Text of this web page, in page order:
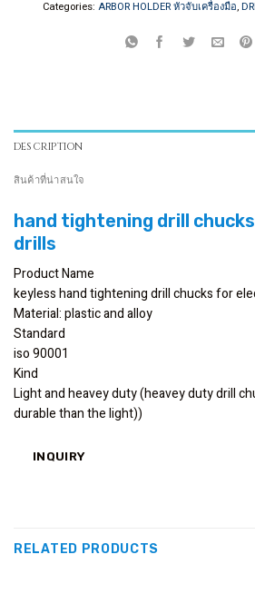
Categories: ARBOR HOLDER หัวจับเครื่องมือ,
DESCRIPTION
สินค้าที่น่าสนใจ
hand tightening drill
drills
Product Name
keyless hand tightening drill chucks for
Material: plastic and alloy
Standard
iso 90001
Kind
Light and heavey duty (heavey duty drill
durable than the light))
INQUIRY
RELATED PRODUCTS